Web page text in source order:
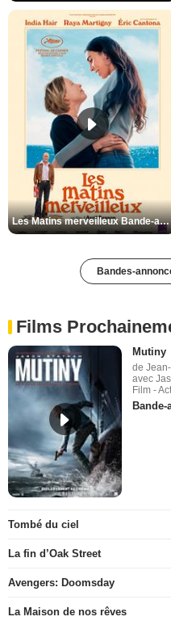
Les Matins merveilleux Bande-annonce VF
Bandes-
Films
Mutiny
de
avec
Film -
Bande-
Tombé du ciel
La fin d’Oak Street
Avengers: Doomsday
La Maison de nos rêves